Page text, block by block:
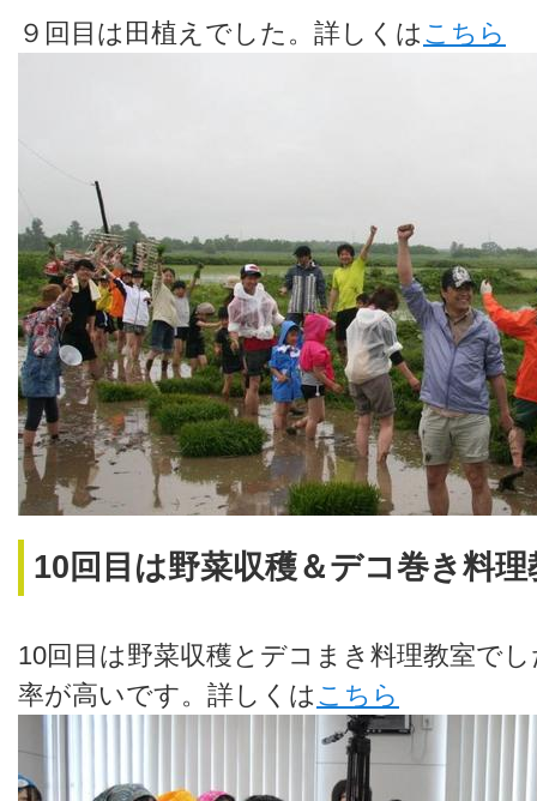
９回目は田植えでした。詳しくは こちら
10回目は野菜収穫＆デコ巻き料理
10回目は野菜収穫とデコまき料理教室で
率が高いです。詳しくは こちら